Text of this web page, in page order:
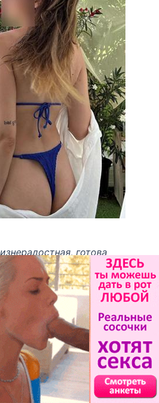
готова
приключениям и
встречам.
В любое время
— Аккуратная
выезд в гостиницу,